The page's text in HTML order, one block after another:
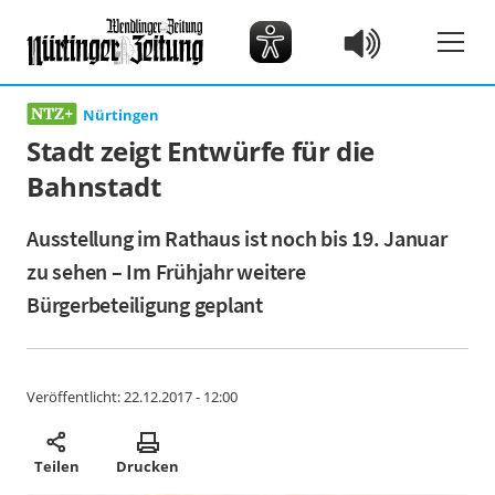
Nürtingen
Stadt zeigt Entwürfe für die
Bahnstadt
Ausstellung im Rathaus ist noch bis 19. Januar
zu sehen – Im Frühjahr weitere
Bürgerbeteiligung geplant
Veröffentlicht:22.12.2017 - 12:00
Teilen Drucken